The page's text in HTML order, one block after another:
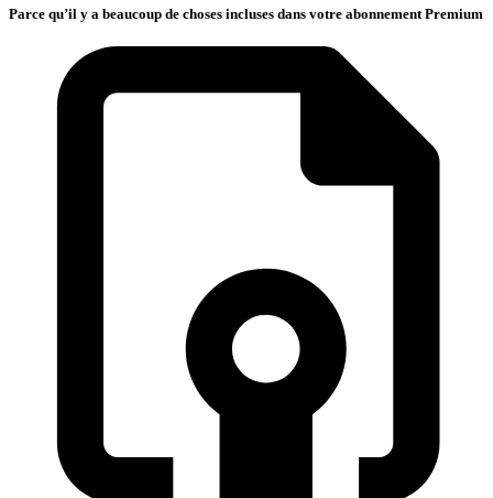
Parce qu’il y a beaucoup de choses incluses dans votre abonnement Premium